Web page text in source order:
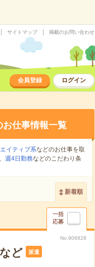
サイトマップ 掲載のお問い合わせ
会員登録 ログイン
お仕事情報一覧
イティブ系などのお仕事を取
週4日勤務などのこだわり条
新着順
一括
応募
No.906828
ど 派遣